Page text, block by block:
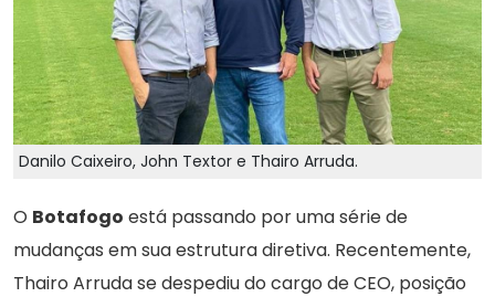
Danilo Caixeiro, John Textor e Thairo Arruda.
O Botafogo está passando por uma série de
mudanças em sua estrutura diretiva. Recentemente,
Thairo Arruda se despediu do cargo de CEO, posição